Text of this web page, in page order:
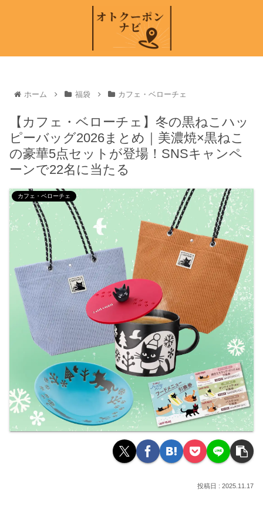
ホーム 福袋 カフェ・ベローチェ
【カフェ・ベローチェ】冬の黒ねこハッ
ピーバッグ2026まとめ｜美濃焼×黒ねこ
の豪華5点セットが登場！SNSキャンペ
ーンで22名に当たる
カフェ・ベローチェ
2025.11.17